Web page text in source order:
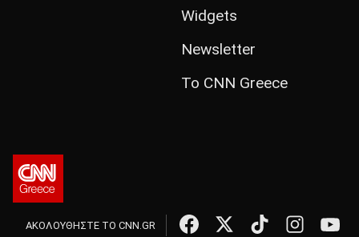
Widgets
Newsletter
Το CNN Greece
ΑΚΟΛΟΥΘΗΣΤΕ ΤΟ CNN.GR